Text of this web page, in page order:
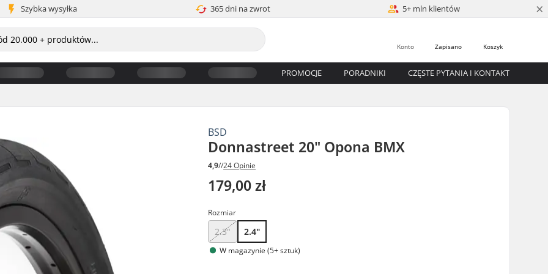
Szybka wysyłka 365 dni na zwrot 5+ mln klientów ×
Koszyk
Zapisano
Konto
PROMOCJE PORADNIKI CZĘSTE PYTANIA I KONTAKT
BSD
Donnastreet 20" Opona BMX
4,9//24 Opinie
179,00 zł
Rozmiar
2.3" 2.4"
W magazynie (5+ sztuk)